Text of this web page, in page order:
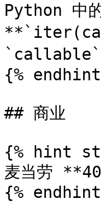
Python 中
`callable`
{%
## 商业
{% hint
麦当劳
{%